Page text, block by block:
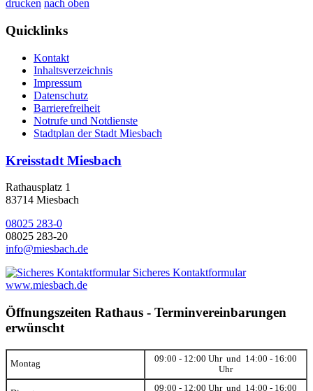
drucken nach oben
Quicklinks
Kontakt
Inhaltsverzeichnis
Impressum
Datenschutz
Barrierefreiheit
Notrufe und Notdienste
Stadtplan der Stadt Miesbach
Kreisstadt Miesbach
Rathausplatz 1
83714 Miesbach
08025 283-0
08025 283-20
info@miesbach.de
Sicheres Kontaktformular
www.miesbach.de
Öffnungszeiten Rathaus - Terminvereinbarungen
erwünscht
Montag
09:00 - 12:00 Uhr und 14:00 - 16:00
Uhr
09:00 - 12:00 Uhr und 14:00 - 16:00